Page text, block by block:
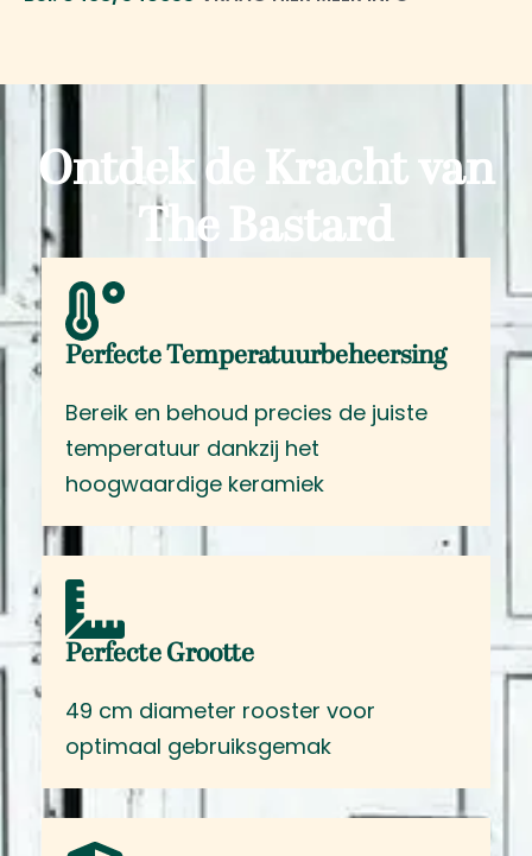
Ontdek de Kracht van
The Bastard
Perfecte Temperatuurbeheersing
Bereik en behoud precies de juiste
temperatuur dankzij het
hoogwaardige keramiek
Perfecte Grootte
49 cm diameter rooster voor
optimaal gebruiksgemak